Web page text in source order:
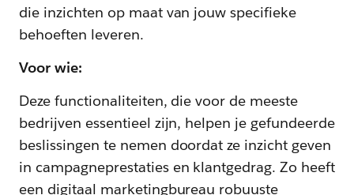
die inzichten op maat van jouw specifieke
behoeften leveren.
Voor wie:
Deze functionaliteiten, die voor de meeste
bedrijven essentieel zijn, helpen je gefundeerde
beslissingen te nemen doordat ze inzicht geven
in campagneprestaties en klantgedrag. Zo heeft
een digitaal marketingbureau robuuste